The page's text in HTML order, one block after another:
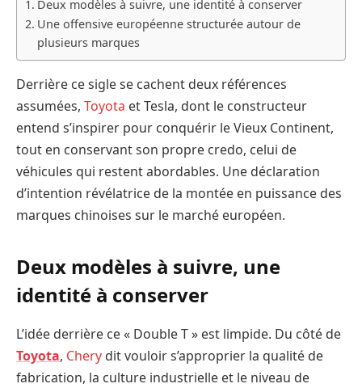
Deux modèles à suivre, une identité à conserver
Une offensive européenne structurée autour de
plusieurs marques
Derrière ce sigle se cachent deux références
assumées, Toyota et Tesla, dont le constructeur
entend s’inspirer pour conquérir le Vieux Continent,
tout en conservant son propre credo, celui de
véhicules qui restent abordables. Une déclaration
d’intention révélatrice de la montée en puissance des
marques chinoises sur le marché européen.
Deux modèles à suivre, une
identité à conserver
L’idée derrière ce « Double T » est limpide. Du côté de
Toyota, Chery dit vouloir s’approprier la qualité de
fabrication, la culture industrielle et le niveau de